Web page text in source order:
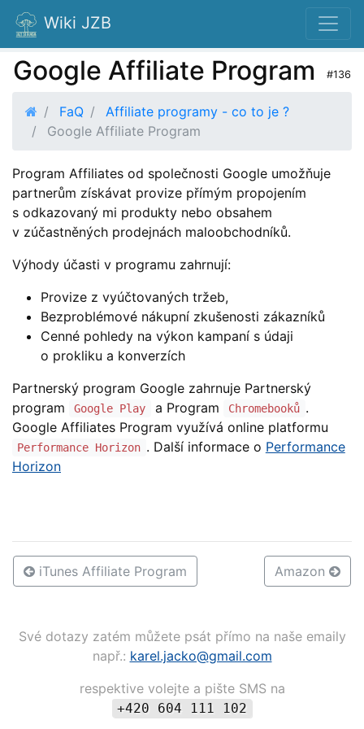
Wiki JZB
Google Affiliate Program #136
FaQ
Affiliate programy - co to je ?
Google Affiliate Program
Program Affiliates od společnosti Google umožňuje
partnerům získávat provize přímým propojením
s odkazovaný mi produkty nebo obsahem
v zúčastněných prodejnách maloobchodníků.
Výhody účasti v programu zahrnují:
Provize z vyúčtovaných tržeb,
Bezproblémové nákupní zkušenosti zákazníků
Cenné pohledy na výkon kampaní s údaji
o prokliku a konverzích
Partnerský program Google zahrnuje Partnerský
program
Google Play a Program Chromebooků .
Google Affiliates Program využívá online platformu
Performance Horizon . Další informace o Performance
Horizon
iTunes Affiliate Program Amazon
Své dotazy zatém můžete psát přímo na naše emaily
např.: karel.jacko@gmail.com
respektive volejte a pište SMS na
+420 604 111 102